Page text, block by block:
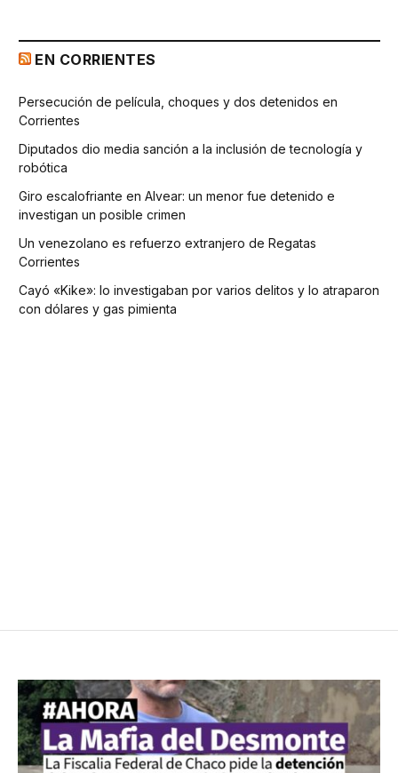
EN CORRIENTES
Persecución de película, choques y dos detenidos en
Corrientes
Diputados dio media sanción a la inclusión de tecnología y
robótica
Giro escalofriante en Alvear: un menor fue detenido e
investigan un posible crimen
Un venezolano es refuerzo extranjero de Regatas
Corrientes
Cayó «Kike»: lo investigaban por varios delitos y lo atraparon
con dólares y gas pimienta